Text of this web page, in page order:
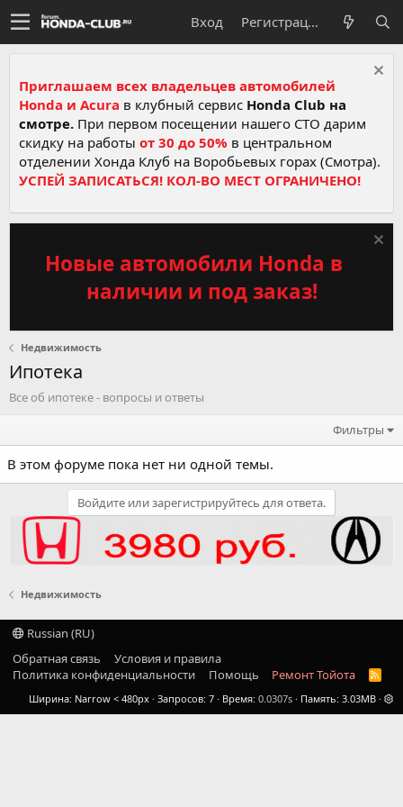
Вход Регистрация
Приглашаем всех владельцев автомобилей
Honda и Acura в клубный сервис Honda Club на
смотре. При первом посещении нашего СТО дарим
скидку на работы от 30 до 50% в центральном
отделении Хонда Клуб на Воробьевых горах (Смотра).
УСПЕЙ ЗАПИСАТЬСЯ! КОЛ-ВО МЕСТ ОГРАНИЧЕНО!
Новые автомобили Honda в
наличии и под заказ!
Недвижимость
Ипотека
Все об ипотеке - вопросы и ответы
Фильтры
В этом форуме пока нет ни одной темы.
Войдите или зарегистрируйтесь для ответа.
Недвижимость
Russian (RU)
Обратная связь
Условия и правила
Политика конфиденциальности
Помощь Ремонт Тойота
R
S
S
Ширина Запросов 7 Время 0.0307s Память 3.03MB